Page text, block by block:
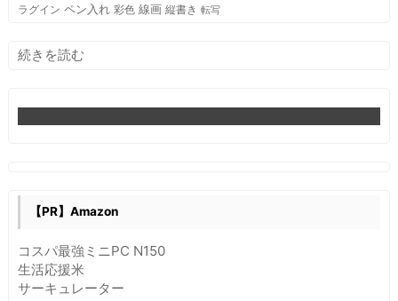
ラグイン ペン入れ 彩色 線画 縦書き 転写
続きを読む:
で
ス
ロ
ク
後
に
【PR】Amazon
コスパ最強ミニPC N150
生活応援米
サーキュレーター